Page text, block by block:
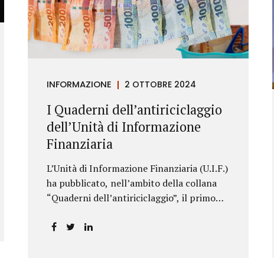
INFORMAZIONE 2 OTTOBRE 2024
I Quaderni dell’antiriciclaggio
dell’Unità di Informazione
Finanziaria
L’Unità di Informazione Finanziaria (U.I.F.)
ha pubblicato, nell’ambito della collana
“Quaderni dell’antiriciclaggio”, il primo
Normativa, che illustra i principali